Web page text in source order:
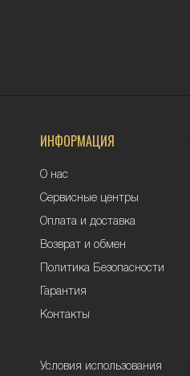
ИНФОРМАЦИЯ
О нас
Сервисные центры
Оплата и доставка
Возврат и обмен
Политика Безопасности
Гарантия
Контакты
Условия использования